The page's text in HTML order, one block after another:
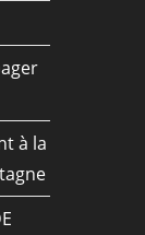
à la